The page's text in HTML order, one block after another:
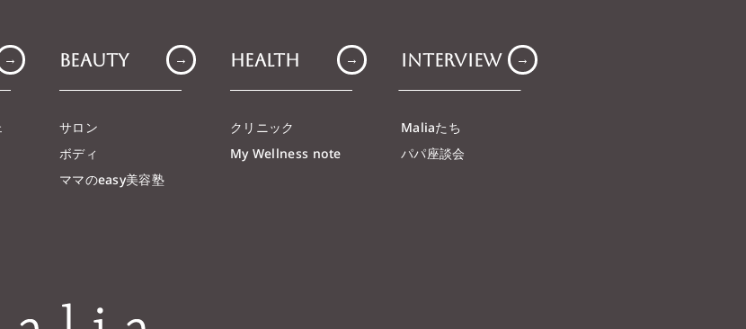
→ Beauty →
サロン
ボディ
ママのeasy美容塾
Health →
クリニック
My Wellness note
Interview →
Maliaたち
パパ座談会